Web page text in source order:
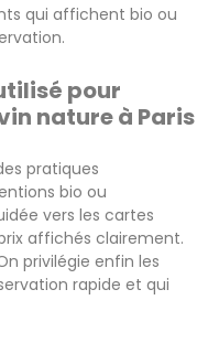
qui affichent bio ou
pour
nature à Paris
pratiques
bio ou
vers les cartes
affichés clairement.
privilégie enfin les
rapide et qui